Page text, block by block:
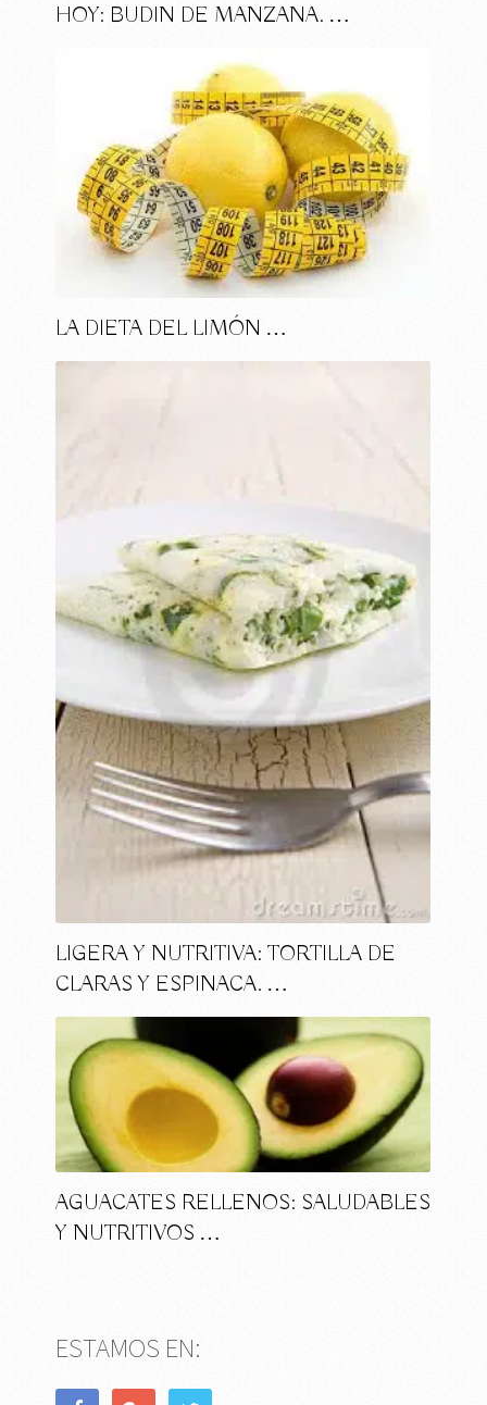
HOY: BUDIN DE MANZANA. …
LA DIETA DEL LIMÓN …
LIGERA Y NUTRITIVA: TORTILLA DE
CLARAS Y ESPINACA. …
AGUACATES RELLENOS: SALUDABLES
Y NUTRITIVOS …
ESTAMOS EN: